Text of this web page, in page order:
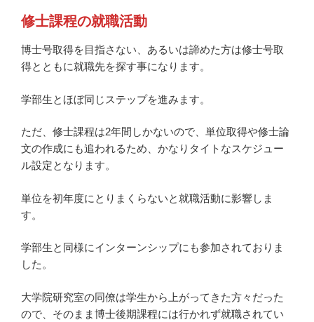
修士課程の就職活動
博士号取得を目指さない、あるいは諦めた方は修士号取
得とともに就職先を探す事になります。
学部生とほぼ同じステップを進みます。
ただ、修士課程は2年間しかないので、単位取得や修士論
文の作成にも追われるため、かなりタイトなスケジュー
ル設定となります。
単位を初年度にとりまくらないと就職活動に影響しま
す。
学部生と同様にインターンシップにも参加されておりま
した。
大学院研究室の同僚は学生から上がってきた方々だった
ので、そのまま博士後期課程には行かれず就職されてい